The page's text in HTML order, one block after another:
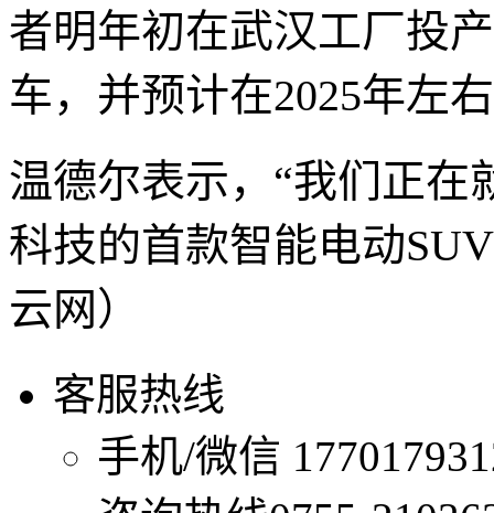
者明年初在武汉工厂投
车，并预计在2025年左
温德尔表示，“我们正在
科技的首款智能电动
云网）
客服热线
手机/微信